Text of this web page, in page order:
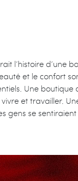
l’histoire d’une
et le confort
Une boutique
et travailler.
gens se